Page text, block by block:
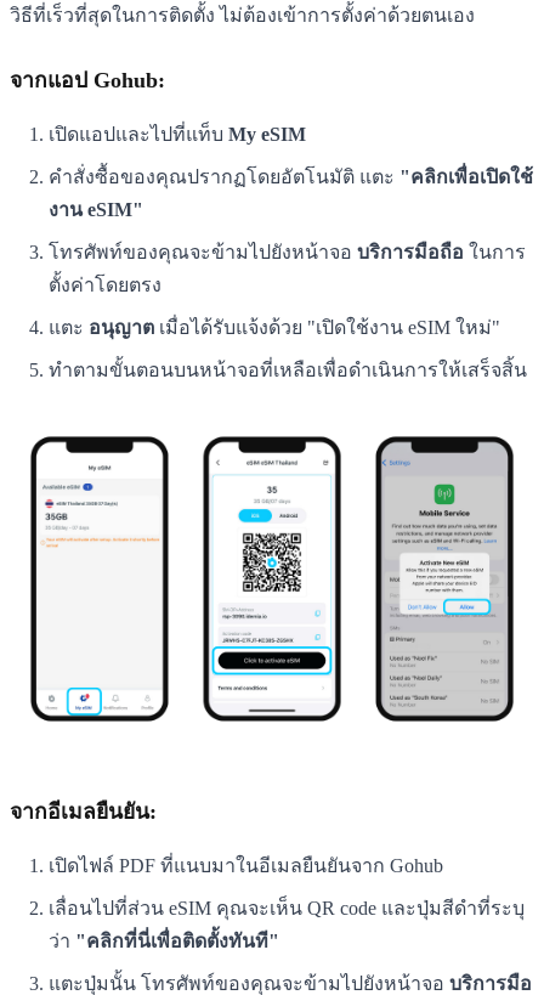
วิธีที่เร็วที่สุดในการติดตั้ง ไม่ต้องเข้าการตั้งค่าด้วยตนเอง
จากแอป Gohub:
เปิดแอปและไปที่แท็บ My eSIM
คำสั่งซื้อของคุณปรากฏโดยอัตโนมัติ แตะ "คลิกเพื่อเปิดใช้
งาน eSIM"
โทรศัพท์ของคุณจะข้ามไปยังหน้าจอ บริการมือถือ ในการ
ตั้งค่าโดยตรง
แตะ อนุญาต เมื่อได้รับแจ้งด้วย "เปิดใช้งาน eSIM ใหม่"
ทำตามขั้นตอนบนหน้าจอที่เหลือเพื่อดำเนินการให้เสร็จสิ้น
จากอีเมลยืนยัน:
เปิดไฟล์ PDF ที่แนบมาในอีเมลยืนยันจาก Gohub
เลื่อนไปที่ส่วน eSIM คุณจะเห็น QR code และปุ่มสีดำที่ระบุ
ว่า "คลิกที่นี่เพื่อติดตั้งทันที"
แตะปุ่มนั้น โทรศัพท์ของคุณจะข้ามไปยังหน้าจอ บริการมือ